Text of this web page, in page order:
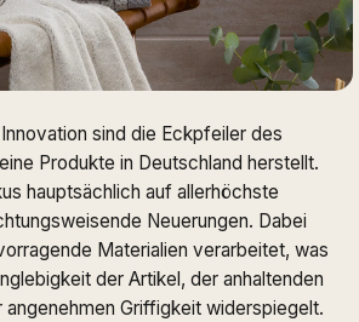
sind die Eckpfeiler des
Produkte in Deutschland herstellt.
hauptsächlich auf allerhöchste
Neuerungen. Dabei
Materialien verarbeitet, was
der Artikel, der anhaltenden
angenehmen Griffigkeit widerspiegelt.